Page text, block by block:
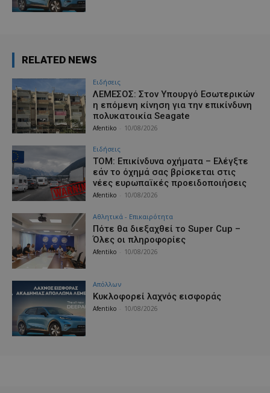
RELATED NEWS
Ειδήσεις
ΛΕΜΕΣΟΣ: Στον Υπουργό Εσωτερικών
η επόμενη κίνηση για την επικίνδυνη
πολυκατοικία Seagate
Afentiko 10/08/2026
Ειδήσεις
ΤΟΜ: Επικίνδυνα οχήματα – Ελέγξτε
εάν το όχημά σας βρίσκεται στις
νέες ευρωπαϊκές προειδοποιήσεις
Afentiko 10/08/2026
Αθλητικά - Επικαιρότητα
Πότε θα διεξαχθεί το Super Cup –
Όλες οι πληροφορίες
Afentiko 10/08/2026
Απόλλων
Κυκλοφορεί λαχνός εισφοράς
Afentiko 10/08/2026